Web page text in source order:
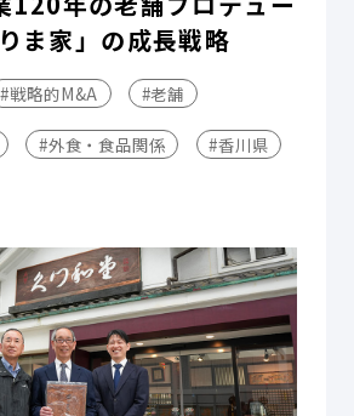
ま家」の成長戦略
#戦略的M&A #老舗
#外食・食品関係 #香川県